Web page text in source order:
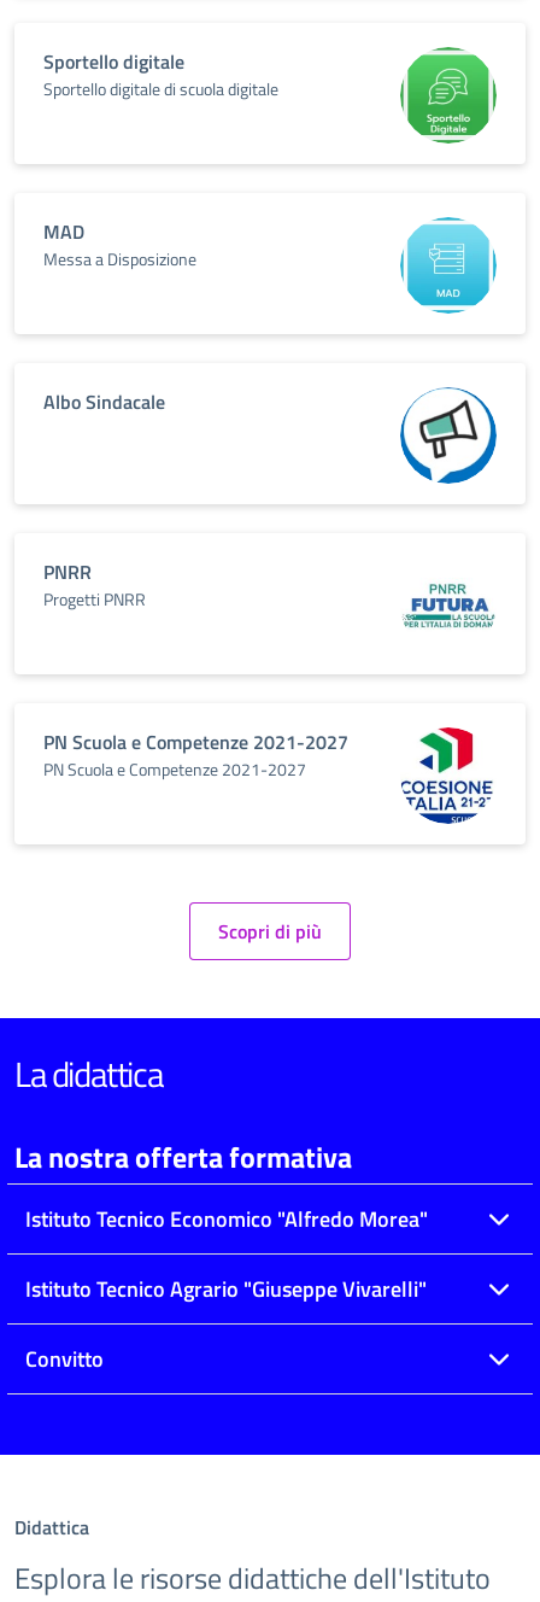
Sportello digitale
Sportello digitale di scuola digitale
MAD
Messa a Disposizione
Albo Sindacale
PNRR
Progetti PNRR
PN Scuola e Competenze 2021-2027
PN Scuola e Competenze 2021-2027
Scopri di più
La didattica
La nostra offerta formativa
Istituto Tecnico Economico "Alfredo Morea"
Istituto Tecnico Agrario "Giuseppe Vivarelli"
Convitto
Didattica
Esplora le risorse didattiche dell'Istituto